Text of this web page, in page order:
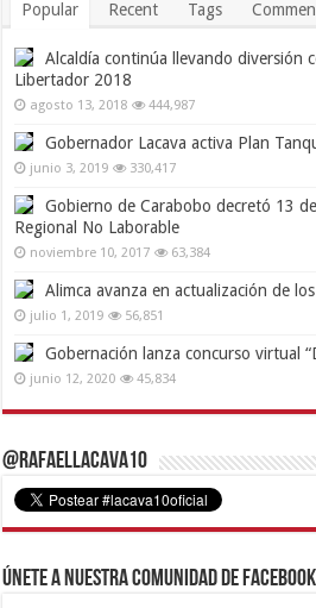
Popular Recent Tags
Alcaldía continúa llevando diversión
Libertador 2018
agosto 13, 2018 444,987
Gobernador Lacava activa Plan
junio 3, 2019 330,417
Gobierno de Carabobo decretó 13
Regional No Laborable
noviembre 10, 2017 63,384
Alimca avanza en actualización de
julio 1, 2019 56,851
Gobernación lanza concurso virtual
junio 12, 2020 45,834
@RafaelLacava10
Únete a nuestra comunidad de Facebook